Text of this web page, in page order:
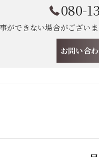
080-
ができない場合がござい
お問い合